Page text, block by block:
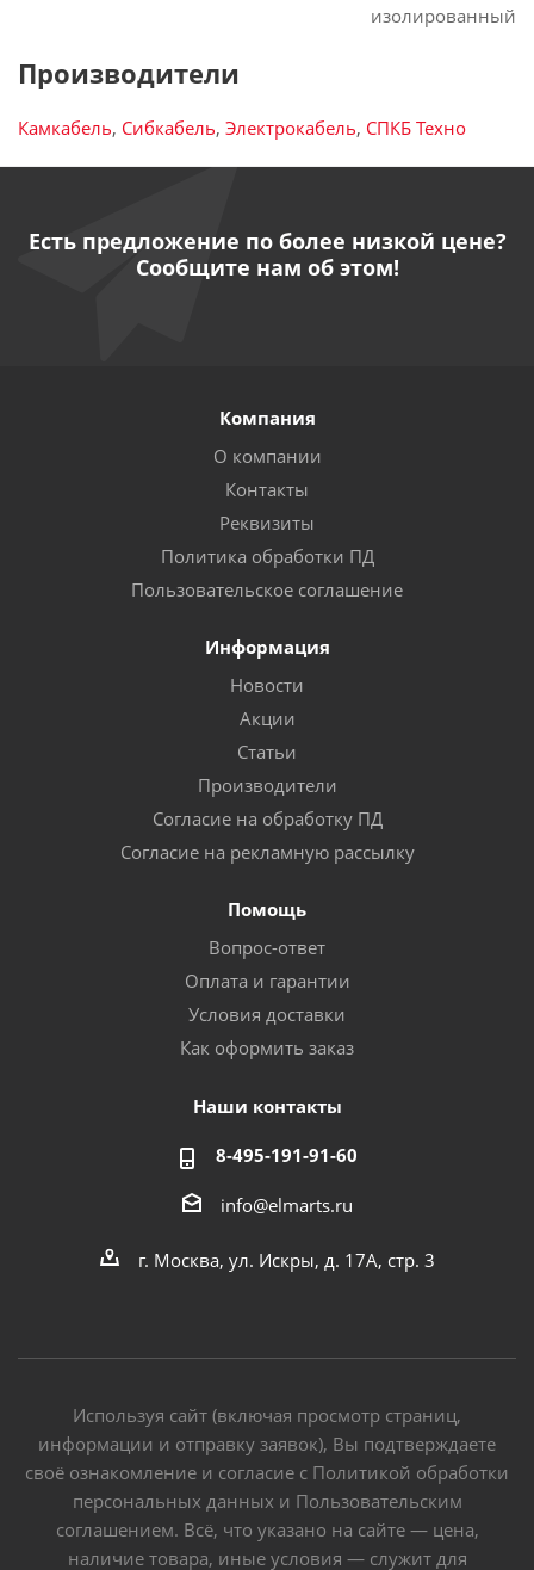
изолированный
Производители
Камкабель, Сибкабель, Электрокабель, СПКБ Техно
Есть предложение по более низкой цене?
Сообщите нам об этом!
Компания
О компании
Контакты
Реквизиты
Политика обработки ПД
Пользовательское соглашение
Информация
Новости
Акции
Статьи
Производители
Согласие на обработку ПД
Согласие на рекламную рассылку
Помощь
Вопрос-ответ
Оплата и гарантии
Условия доставки
Как оформить заказ
Наши контакты
8-495-191-91-60
info@elmarts.ru
г. Москва, ул. Искры, д. 17А, стр. 3
Используя сайт (включая просмотр страниц,
информации и отправку заявок), Вы подтверждаете
своё ознакомление и согласие с Политикой обработки
персональных данных и Пользовательским
соглашением. Всё, что указано на сайте — цена,
наличие товара, иные условия — служит для